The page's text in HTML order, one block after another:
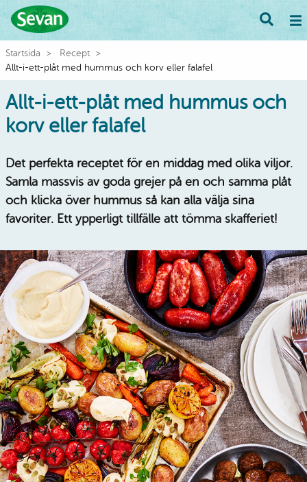
Startsida
Recept
Allt-i-ett-plåt med hummus och korv eller falafel
Allt-i-ett-plåt med hummus och
korv eller falafel
Det perfekta receptet för en middag med olika viljor.
Samla massvis av goda grejer på en och samma plåt
och klicka över hummus så kan alla välja sina
favoriter. Ett ypperligt tillfälle att tömma skafferiet!